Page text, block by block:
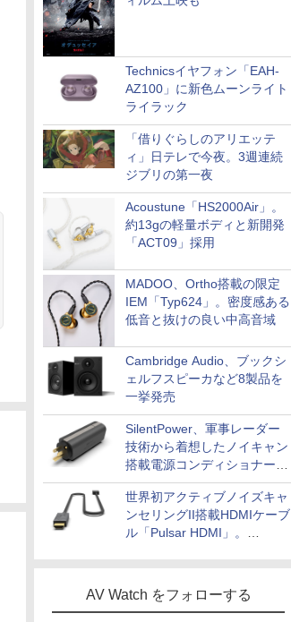
Technicsイヤフォン「EAH-
AZ100」に新色ムーンライト
ライラック
「借りぐらしのアリエッテ
ィ」日テレで今夜。3週連続
ジブリの第一夜
Acoustune「HS2000Air」。
約13gの軽量ボディと新開発
「ACT09」採用
MADOO、Ortho搭載の限定
IEM「Typ624」。密度感ある
低音と抜けの良い中高音域
Cambridge Audio、ブックシ
ェルフスピーカなど8製品を
一挙発売
SilentPower、軍事レーダー
技術から着想したノイキャン
搭載電源コンディショナー
「AC iPurifier2」
世界初アクティブノイズキャ
ンセリングII搭載HDMIケーブ
ル「Pulsar HDMI」。
AV Watch をフォローする